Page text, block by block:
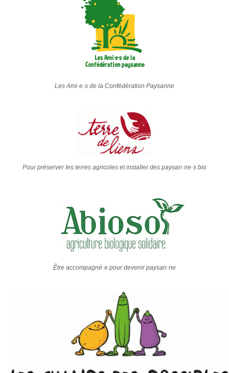
Les Ami·e·s de la Confédération Paysanne
Pour préserver les terres agricoles et installer des paysan·ne·s bio
Être accompagné·e pour devenir paysan·ne